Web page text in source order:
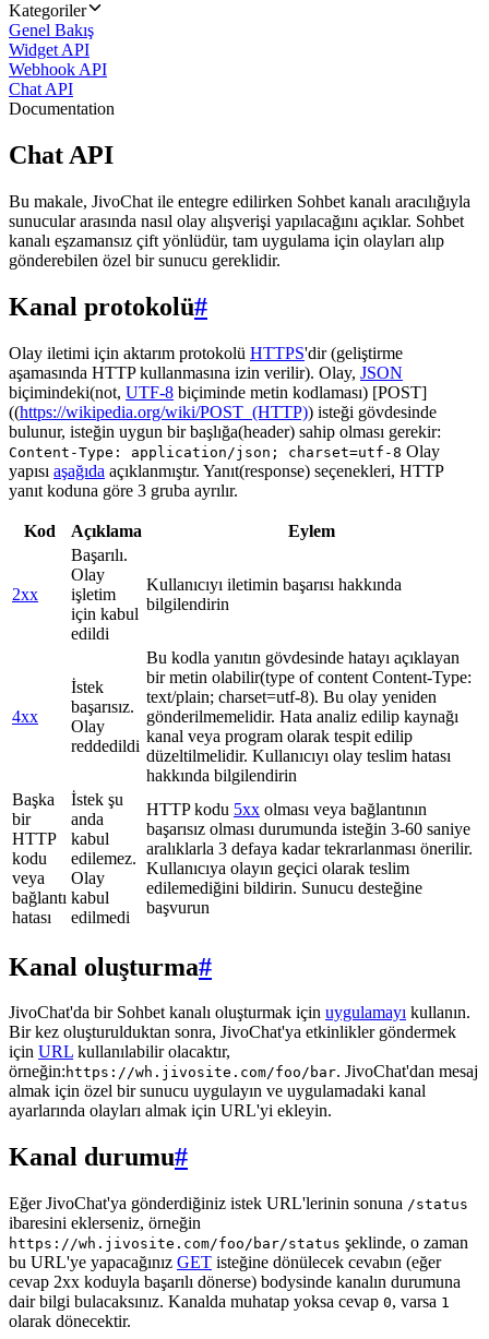
Kategoriler
Genel Bakış
Widget API
Webhook API
Chat API
Documentation
Chat API
Bu makale, JivoChat ile entegre edilirken Sohbet kanalı aracılığıyla
sunucular arasında nasıl olay alışverişi yapılacağını açıklar. Sohbet
kanalı eşzamansız çift yönlüdür, tam uygulama için olayları alıp
gönderebilen özel bir sunucu gereklidir.
Kanal protokolü#
Olay iletimi için aktarım protokolü HTTPS'dir (geliştirme
aşamasında HTTP kullanmasına izin verilir). Olay, JSON
biçimindeki(not, UTF-8 biçiminde metin kodlaması) [POST]
((https://wikipedia.org/wiki/POST_(HTTP)) isteği gövdesinde
bulunur, isteğin uygun bir başlığa(header) sahip olması gerekir:
Content-Type: application/json; charset=utf-8 Olay
yapısı aşağıda açıklanmıştır. Yanıt(response) seçenekleri, HTTP
yanıt koduna göre 3 gruba ayrılır.
Kod Açıklama Eylem
2xx
Başarılı.
Olay
işletim
için kabul
edildi
Kullanıcıyı iletimin başarısı hakkında
bilgilendirin
4xx
İstek
başarısız.
Olay
reddedildi
Bu kodla yanıtın gövdesinde hatayı açıklayan
bir metin olabilir(type of content Content-Type:
text/plain; charset=utf-8). Bu olay yeniden
gönderilmemelidir. Hata analiz edilip kaynağı
kanal veya program olarak tespit edilip
düzeltilmelidir. Kullanıcıyı olay teslim hatası
hakkında bilgilendirin
Başka
bir
HTTP
kodu
veya
bağlantı
hatası
İstek şu
anda
kabul
edilemez.
Olay
kabul
edilmedi
HTTP kodu 5xx olması veya bağlantının
başarısız olması durumunda isteğin 3-60 saniye
aralıklarla 3 defaya kadar tekrarlanması önerilir.
Kullanıcıya olayın geçici olarak teslim
edilemediğini bildirin. Sunucu desteğine
başvurun
Kanal oluşturma#
JivoChat'da bir Sohbet kanalı oluşturmak için uygulamayı kullanın.
Bir kez oluşturulduktan sonra, JivoChat'ya etkinlikler göndermek
için URL kullanılabilir olacaktır,
örneğin: https://wh.jivosite.com/foo/bar. JivoChat'dan mesaj
almak için özel bir sunucu uygulayın ve uygulamadaki kanal
ayarlarında olayları almak için URL'yi ekleyin.
Kanal durumu#
Eğer JivoChat'ya gönderdiğiniz istek URL'lerinin sonuna /status
ibaresini eklerseniz, örneğin
https://wh.jivosite.com/foo/bar/status şeklinde, o zaman
bu URL'ye yapacağınız GET isteğine dönülecek cevabın (eğer
cevap 2xx koduyla başarılı dönerse) bodysinde kanalın durumuna
dair bilgi bulacaksınız. Kanalda muhatap yoksa cevap 0, varsa 1
olarak dönecektir.